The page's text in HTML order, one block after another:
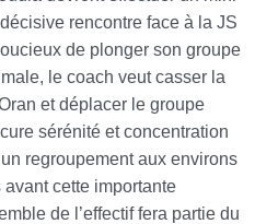
rencontre face à la JS
de plonger son groupe
le coach veut casser la
et déplacer le groupe
sérénité et concentration
regroupement aux environs
cette importante
de l’effectif fera partie du